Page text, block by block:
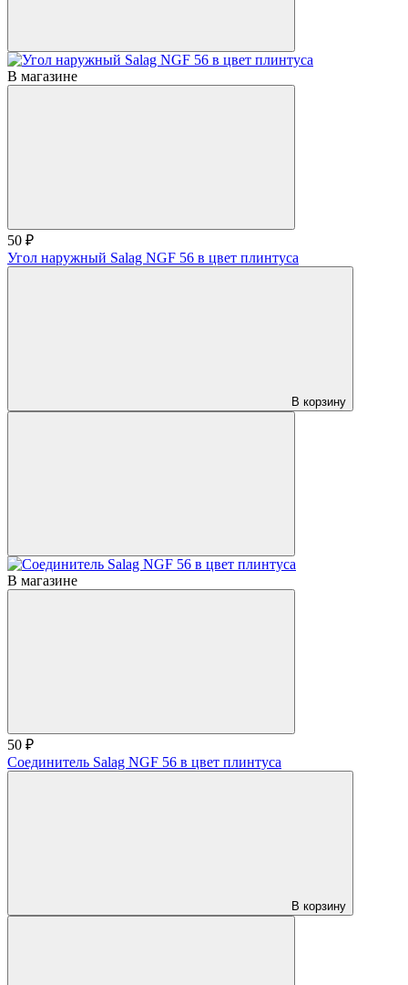
В магазине
50 ₽
Угол наружный Salag NGF 56 в цвет плинтуса
В корзину
В магазине
50 ₽
Соединитель Salag NGF 56 в цвет плинтуса
В корзину